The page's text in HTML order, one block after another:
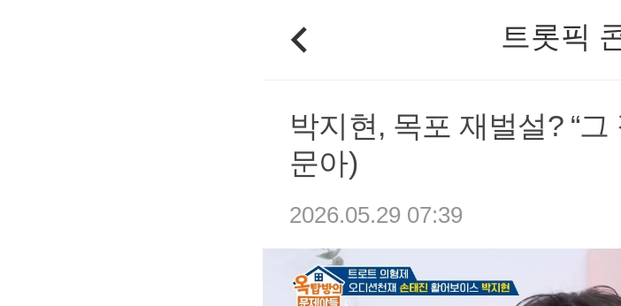
트롯픽
박지현, 목포 재벌설? “
문아)
2026.05.29 07:39